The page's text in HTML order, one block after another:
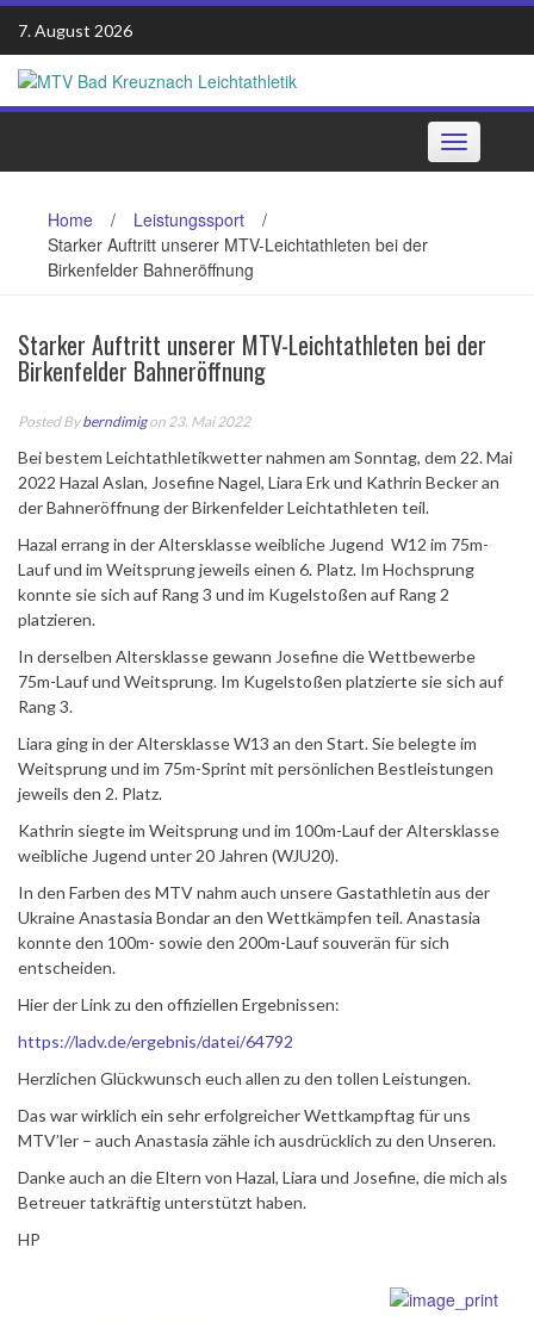
Skip
content
7. August 2026
Toggle
navigation
Home / Leistungssport
/
Starker Auftritt unserer MTV-Leichtathleten bei der
Birkenfelder Bahneröffnung
Starker Auftritt unserer MTV-Leichtathleten bei der
Birkenfelder Bahneröffnung
Posted Byberndimigon 23. Mai 2022
Bei bestem Leichtathletikwetter nahmen am Sonntag, dem 22. Mai
2022 Hazal Aslan, Josefine Nagel, Liara Erk und Kathrin Becker an
der Bahneröffnung der Birkenfelder Leichtathleten teil.
Hazal errang in der Altersklasse weibliche Jugend W12 im 75m-
Lauf und im Weitsprung jeweils einen 6. Platz. Im Hochsprung
konnte sie sich auf Rang 3 und im Kugelstoßen auf Rang 2
platzieren.
In derselben Altersklasse gewann Josefine die Wettbewerbe
75m-Lauf und Weitsprung. Im Kugelstoßen platzierte sie sich auf
Rang 3.
Liara ging in der Altersklasse W13 an den Start. Sie belegte im
Weitsprung und im 75m-Sprint mit persönlichen Bestleistungen
jeweils den 2. Platz.
Kathrin siegte im Weitsprung und im 100m-Lauf der Altersklasse
weibliche Jugend unter 20 Jahren (WJU20).
In den Farben des MTV nahm auch unsere Gastathletin aus der
Ukraine Anastasia Bondar an den Wettkämpfen teil. Anastasia
konnte den 100m- sowie den 200m-Lauf souverän für sich
entscheiden.
Hier der Link zu den offiziellen Ergebnissen:
https://ladv.de/ergebnis/datei/64792
Herzlichen Glückwunsch euch allen zu den tollen Leistungen.
Das war wirklich ein sehr erfolgreicher Wettkampftag für uns
MTV’ler – auch Anastasia zähle ich ausdrücklich zu den Unseren.
Danke auch an die Eltern von Hazal, Liara und Josefine, die mich als
Betreuer tatkräftig unterstützt haben.
HP